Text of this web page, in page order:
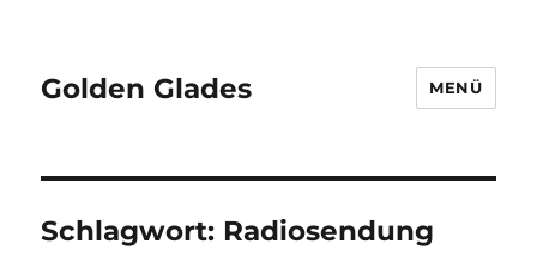
Golden Glades MENÜ
Schlagwort: Radiosendung